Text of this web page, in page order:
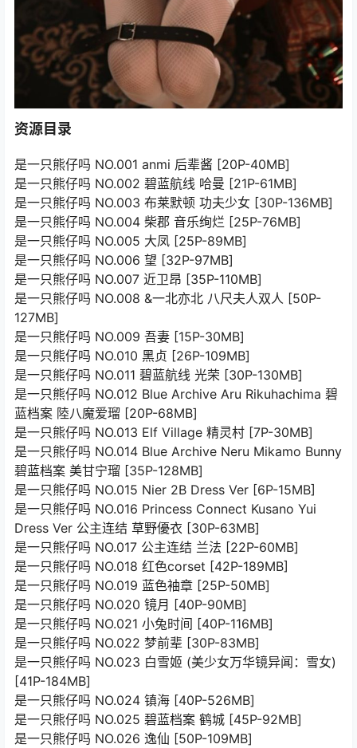
资源目录
是一只熊仔吗 NO.001 anmi 后辈酱 [20P-40MB]
是一只熊仔吗 NO.002 碧蓝航线 哈曼 [21P-61MB]
是一只熊仔吗 NO.003 布莱默顿 功夫少女 [30P-136MB]
是一只熊仔吗 NO.004 柴郡 音乐绚烂 [25P-76MB]
是一只熊仔吗 NO.005 大凤 [25P-89MB]
是一只熊仔吗 NO.006 望 [32P-97MB]
是一只熊仔吗 NO.007 近卫昂 [35P-110MB]
是一只熊仔吗 NO.008 &一北亦北 八尺夫人双人 [50P-
127MB]
是一只熊仔吗 NO.009 吾妻 [15P-30MB]
是一只熊仔吗 NO.010 黑贞 [26P-109MB]
是一只熊仔吗 NO.011 碧蓝航线 光荣 [30P-130MB]
是一只熊仔吗 NO.012 Blue Archive Aru Rikuhachima 碧
蓝档案 陸八魔爱瑠 [20P-68MB]
是一只熊仔吗 NO.013 Elf Village 精灵村 [7P-30MB]
是一只熊仔吗 NO.014 Blue Archive Neru Mikamo Bunny
碧蓝档案 美甘宁瑠 [35P-128MB]
是一只熊仔吗 NO.015 Nier 2B Dress Ver [6P-15MB]
是一只熊仔吗 NO.016 Princess Connect Kusano Yui
Dress Ver 公主连结 草野優衣 [30P-63MB]
是一只熊仔吗 NO.017 公主连结 兰法 [22P-60MB]
是一只熊仔吗 NO.018 红色corset [42P-189MB]
是一只熊仔吗 NO.019 蓝色袖章 [25P-50MB]
是一只熊仔吗 NO.020 镜月 [40P-90MB]
是一只熊仔吗 NO.021 小兔时间 [40P-116MB]
是一只熊仔吗 NO.022 梦前辈 [30P-83MB]
是一只熊仔吗 NO.023 白雪姬 (美少女万华镜异闻：雪女)
[41P-184MB]
是一只熊仔吗 NO.024 镇海 [40P-526MB]
是一只熊仔吗 NO.025 碧蓝档案 鹤城 [45P-92MB]
是一只熊仔吗 NO.026 逸仙 [50P-109MB]